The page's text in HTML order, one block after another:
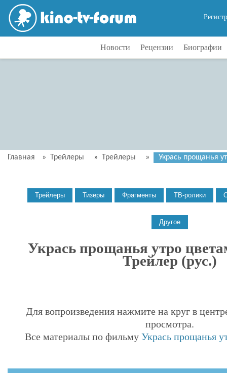
Новости Рецензии Биографии
Главная » Трейлеры » Трейлеры » Укрась прощанья
Укрась прощанья утро
Трейлер (рус.)
Для вопроизведения нажмите на круг в
просмотра.
Все материалы по фильмуУкрась прощанья